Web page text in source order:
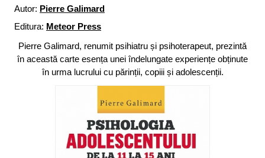
Autor: Pierre Galimard
Editura: Meteor Press
Pierre Galimard, renumit psihiatru și psihoterapeut, prezintă
în această carte esența unei îndelungate experiențe obținute
în urma lucrului cu părinții, copiii și adolescenții.